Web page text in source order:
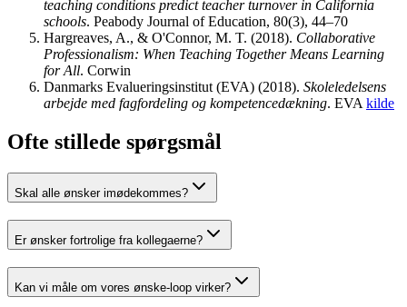
teaching conditions predict teacher turnover in California
schools. Peabody Journal of Education, 80(3), 44–70
Hargreaves, A., & O'Connor, M. T. (2018). Collaborative
Professionalism: When Teaching Together Means Learning
for All. Corwin
Danmarks Evalueringsinstitut (EVA) (2018). Skoleledelsens
arbejde med fagfordeling og kompetencedækning. EVA kilde
Ofte stillede spørgsmål
Skal alle ønsker imødekommes?
Er ønsker fortrolige fra kollegaerne?
Kan vi måle om vores ønske-loop virker?